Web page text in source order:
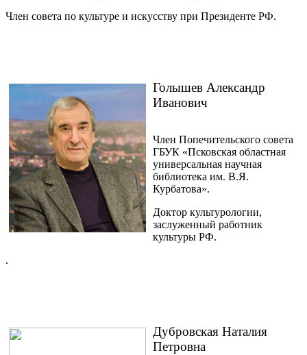
Член совета по культуре и искусству при Президенте РФ.
Голышев Александр
Иванович
Член Попечительского совета
ГБУК «Псковская областная
универсальная научная
библиотека им. В.Я.
Курбатова».
Доктор культурологии,
заслуженный работник
культуры РФ.
.
Дубровская Наталия
Петровна